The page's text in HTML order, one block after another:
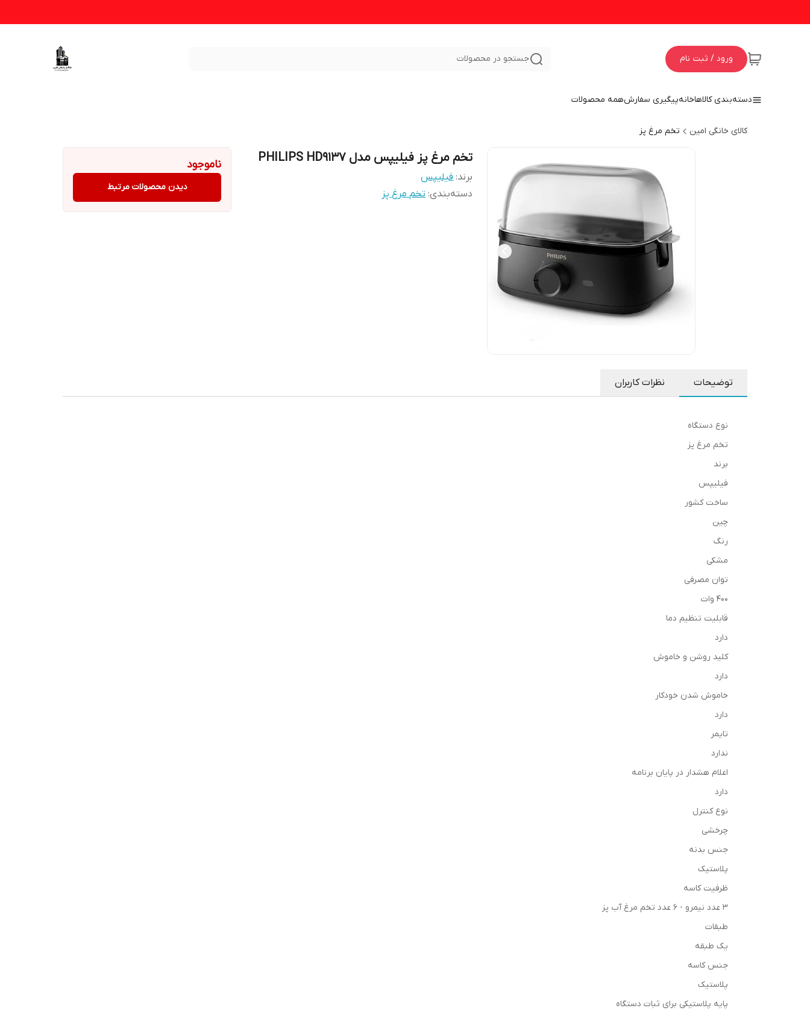
ورود / ثبت نام جستجو در محصولات
دسته‌بندی کالاهاخانهپیگیری سفارشهمه محصولات
کالای خانگی امین تخم مرغ پز
تخم مرغ پز فیلیپس مدل PHILIPS HD9137
برند: فیلیپس
دسته‌بندی:تخم مرغ پز
ناموجود
دیدن محصولات مرتبط
توضیحات نظرات کاربران
نوع دستگاه
تخم مرغ پز
برند
فیلیپس
ساخت کشور
چین
رنگ
مشکی
توان مصرفی
400 وات
قابلیت تنظیم دما
دارد
کلید روشن و خاموش
دارد
خاموش شدن خودکار
دارد
تایمر
ندارد
اعلام هشدار در پایان برنامه
دارد
نوع کنترل
چرخشی
جنس بدنه
پلاستیک
ظرفیت کاسه
۳ عدد نیمرو - ۶ عدد تخم مرغ آب پز
طبقات
یک طبقه
جنس کاسه
پلاستیک
پایه پلاستیکی برای ثبات دستگاه